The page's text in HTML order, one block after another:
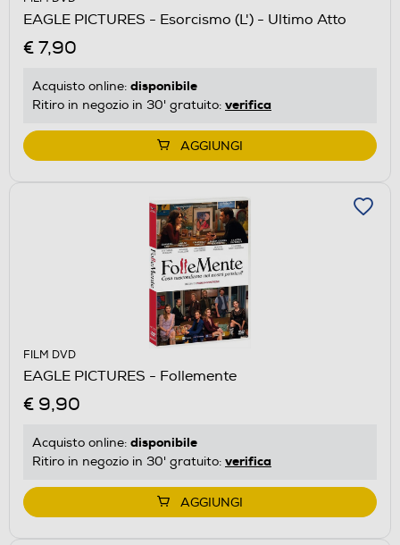
EAGLE PICTURES - Esorcismo (L') - Ultimo Atto
€ 7,90
Acquisto online: disponibile
Ritiro in negozio in 30' gratuito: verifica
AGGIUNGI
FILM DVD
EAGLE PICTURES - Follemente
€ 9,90
Acquisto online: disponibile
Ritiro in negozio in 30' gratuito: verifica
AGGIUNGI